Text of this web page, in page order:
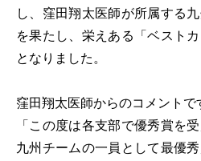
代表番号
TEL. 0944-
外来受付時間
8：30～11：30／13：30～16
し、窪田翔太医師が所属する
を果たし、栄えある「ベスト
となりました。
窪田翔太医師からのコメントで
「この度は各支部で優秀賞を
九州チームの一員として最優